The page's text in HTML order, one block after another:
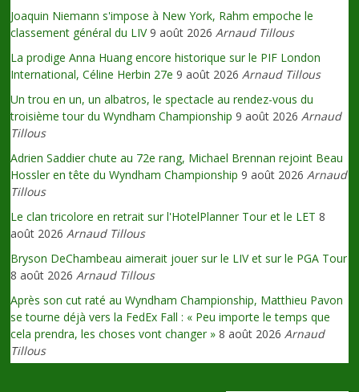
Joaquin Niemann s'impose à New York, Rahm empoche le
classement général du LIV 9 août 2026 Arnaud Tillous
La prodige Anna Huang encore historique sur le PIF London
International, Céline Herbin 27e 9 août 2026 Arnaud Tillous
Un trou en un, un albatros, le spectacle au rendez-vous du
troisième tour du Wyndham Championship 9 août 2026 Arnaud
Tillous
Adrien Saddier chute au 72e rang, Michael Brennan rejoint Beau
Hossler en tête du Wyndham Championship 9 août 2026 Arnaud
Tillous
Le clan tricolore en retrait sur l'HotelPlanner Tour et le LET 8
août 2026 Arnaud Tillous
Bryson DeChambeau aimerait jouer sur le LIV et sur le PGA Tour
8 août 2026 Arnaud Tillous
Après son cut raté au Wyndham Championship, Matthieu Pavon
se tourne déjà vers la FedEx Fall : « Peu importe le temps que
cela prendra, les choses vont changer » 8 août 2026 Arnaud
Tillous